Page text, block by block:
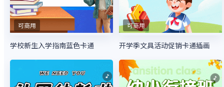
可商用
学校新生入学指南蓝色卡通
可商用
开学季文具活动促销卡通插画